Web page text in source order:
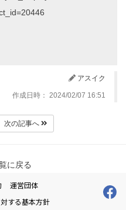
アスイク
作成日時： 2024/02/07 16:51
次の記事へ
に戻る
運営団体
する基本方針